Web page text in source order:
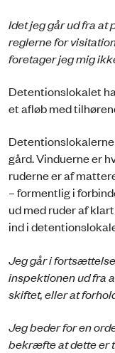
Idet jeg går ud fra
reglerne for
foretager jeg mig
Detentionslokalet
et afløb med
gård. Vinduerne er
ruderne er af
– formentlig i
ud med ruder af
ind i
Jeg går i
inspektionen ud fra
skiftet, eller at
Jeg beder for en
bekræfte at dette er